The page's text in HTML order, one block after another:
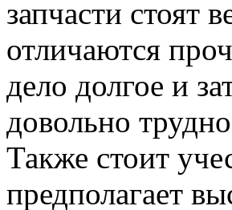
запчасти стоят
отличаются
дело долгое и
довольно
Также стоит
предполагает